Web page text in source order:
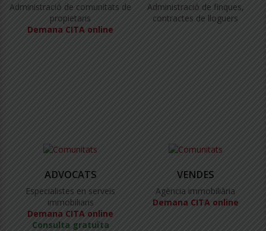
Administració de comunitats de
propietaris
Demana CITA online
Administració de finques,
contractes de lloguers
ADVOCATS
Especialistes en serveis
immobiliaris
Demana CITA online
Consulta gratuïta
VENDES
Agència immobiliària
Demana CITA online